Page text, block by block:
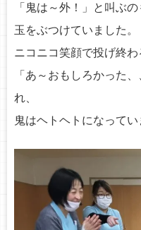
「鬼は～外！」と叫ぶ
玉をぶつけていました。
ニコニコ笑顔で投げ終わ
「あ～おもしろかった
れ、
鬼はヘトヘトになってい